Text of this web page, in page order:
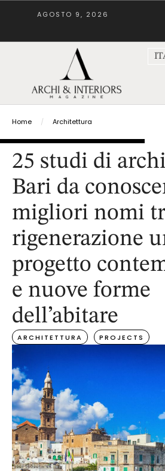
AGOSTO 9, 2026
Home / Architettura
25 studi di
Bari da
migliori nomi
rigenerazione
progetto
e nuove forme
dell’abitare
ARCHITETTURA PROJECTS